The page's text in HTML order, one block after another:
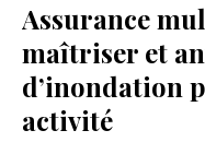
Assurance
maîtriser et
d’inondation
activité